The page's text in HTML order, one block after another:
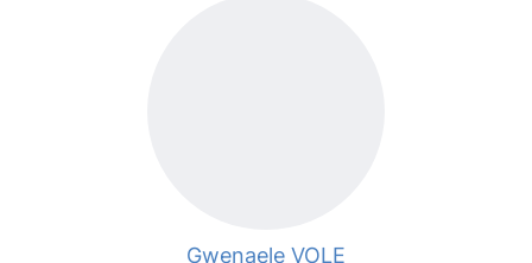
Gwenaele VOLE